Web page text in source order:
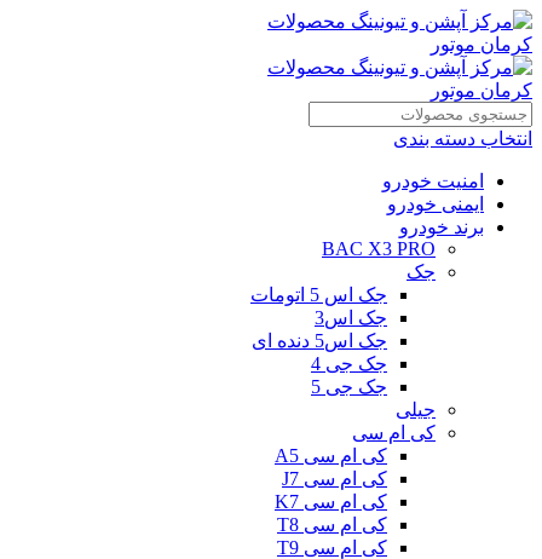
انتخاب دسته بندی
امنیت خودرو
ایمنی خودرو
برند خودرو
BAC X3 PRO
جک
جک اس 5 اتومات
جک اس3
جک اس5 دنده ای
جک جی 4
جک جی 5
جیلی
کی ام سی
کی ام سی A5
کی ام سی J7
کی ام سی K7
کی ام سی T8
کی ام سی T9